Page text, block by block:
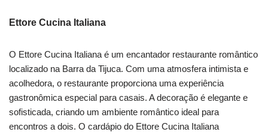
Ettore Cucina Italiana
O Ettore Cucina Italiana é um encantador restaurante romântico
localizado na Barra da Tijuca. Com uma atmosfera intimista e
acolhedora, o restaurante proporciona uma experiência
gastronômica especial para casais. A decoração é elegante e
sofisticada, criando um ambiente romântico ideal para
encontros a dois. O cardápio do Ettore Cucina Italiana